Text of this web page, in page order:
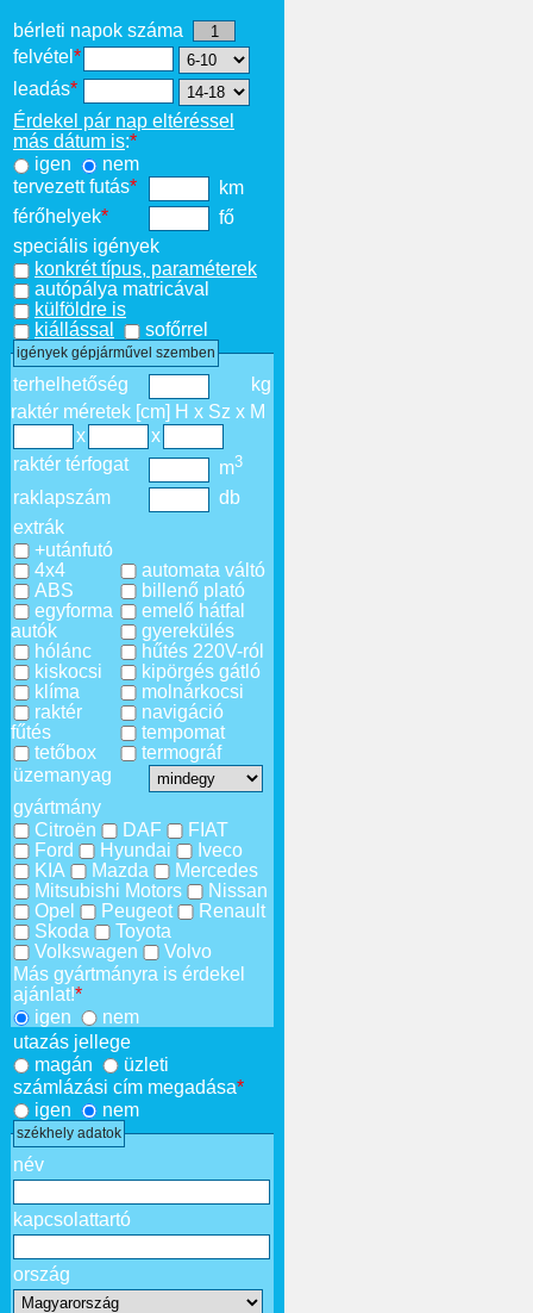
bérleti napok száma
felvétel *
leadás*
Érdekel pár nap eltéréssel
más dátum is:*
igen
nem
tervezett futás*
km
férőhelyek*
fő
speciális igények
konkrét típus, paraméterek
autópálya matricával
külföldre is
kiállással
sofőrrel
igények gépjárművel szemben
terhelhetőség
kg
raktér méretek [cm] H x Sz x M
x
x
raktér térfogat
m3
raklapszám
db
extrák
+utánfutó
4x4
ABS
egyforma
autók
hólánc
kiskocsi
klíma
raktér
fűtés
tetőbox
automata váltó
billenő plató
emelő hátfal
gyerekülés
hűtés 220V-ról
kipörgés gátló
molnárkocsi
navigáció
tempomat
termográf
üzemanyag
gyártmány
Citroën
DAF
FIAT
Ford
Hyundai
Iveco
KIA
Mazda
Mercedes
Mitsubishi Motors
Nissan
Opel
Peugeot
Renault
Skoda
Toyota
Volkswagen
Volvo
Más gyártmányra is érdekel
ajánlat!*
igen
nem
utazás jellege
magán
üzleti
számlázási cím megadása*
igen
nem
székhely adatok
név
kapcsolattartó
ország